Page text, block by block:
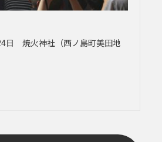
日 焼火神社（西ノ島町美田地